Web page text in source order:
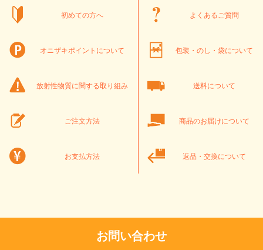
初めての方へ よくあるご質問
オニザキポイントについて 包装・のし・袋について
放射性物質に関する取り組み 送料について
ご注文方法 商品のお届けについて
お支払方法 返品・交換について
お問い合わせ